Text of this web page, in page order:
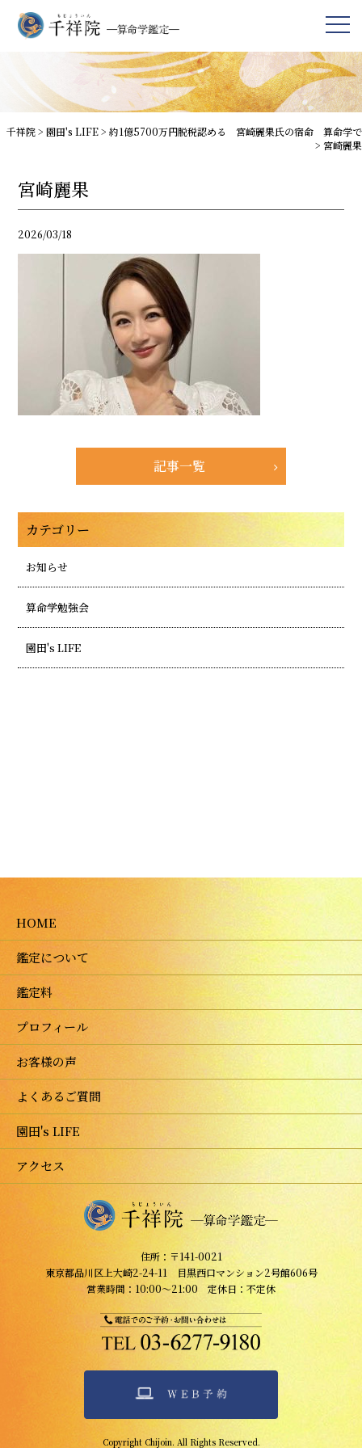
千祥院> 園田's LIFE> 約1億5700万円脱税認める 宮崎麗果氏の宿命 算命学で
> 宮崎麗果
宮崎麗果
2026/03/18
記事一覧
カテゴリー
お知らせ
算命学勉強会
園田's LIFE
HOME
鑑定について
鑑定料
プロフィール
お客様の声
よくあるご質問
園田's LIFE
アクセス
住所：〒141-0021
東京都品川区上大崎2-24-11 目黒西口マンション2号館606号
営業時間：10:00～21:00 定休日：不定休
Copyright Chijoin. All Rights Reserved.